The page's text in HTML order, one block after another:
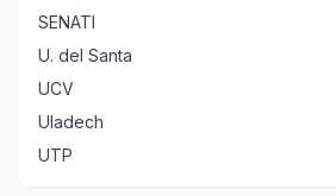
SENATI
U. del Santa
UCV
Uladech
UTP